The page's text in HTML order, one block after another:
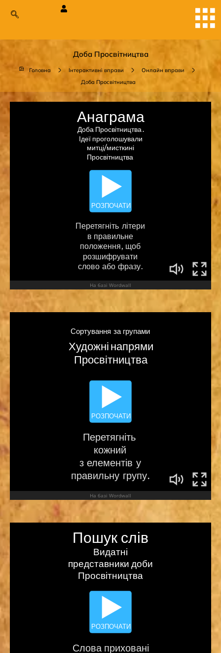
Доба Просвітництва
Головна Інтерактивні вправи
Онлайн вправи
Доба Просвітництва